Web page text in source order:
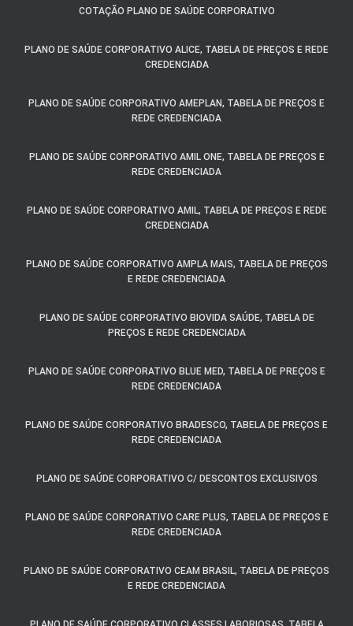
COTAÇÃO PLANO DE SAÚDE CORPORATIVO
PLANO DE SAÚDE CORPORATIVO ALICE, TABELA DE PREÇOS E REDE
CREDENCIADA
PLANO DE SAÚDE CORPORATIVO AMEPLAN, TABELA DE PREÇOS E
REDE CREDENCIADA
PLANO DE SAÚDE CORPORATIVO AMIL ONE, TABELA DE PREÇOS E
REDE CREDENCIADA
PLANO DE SAÚDE CORPORATIVO AMIL, TABELA DE PREÇOS E REDE
CREDENCIADA
PLANO DE SAÚDE CORPORATIVO AMPLA MAIS, TABELA DE PREÇOS
E REDE CREDENCIADA
PLANO DE SAÚDE CORPORATIVO BIOVIDA SAÚDE, TABELA DE
PREÇOS E REDE CREDENCIADA
PLANO DE SAÚDE CORPORATIVO BLUE MED, TABELA DE PREÇOS E
REDE CREDENCIADA
PLANO DE SAÚDE CORPORATIVO BRADESCO, TABELA DE PREÇOS E
REDE CREDENCIADA
PLANO DE SAÚDE CORPORATIVO C/ DESCONTOS EXCLUSIVOS
PLANO DE SAÚDE CORPORATIVO CARE PLUS, TABELA DE PREÇOS E
REDE CREDENCIADA
PLANO DE SAÚDE CORPORATIVO CEAM BRASIL, TABELA DE PREÇOS
E REDE CREDENCIADA